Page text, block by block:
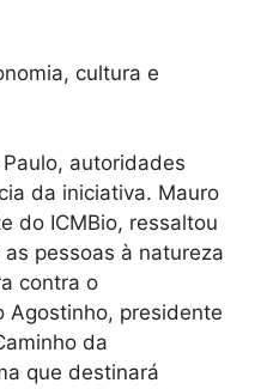
cultura e
autoridades
da iniciativa. Mauro
do ICMBio, ressaltou
pessoas à natureza
contra o
Agostinho, presidente
da
que destinará